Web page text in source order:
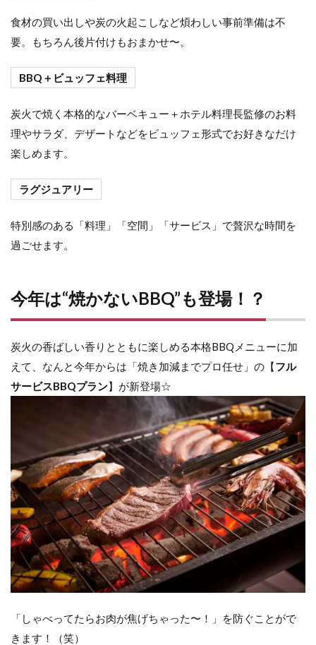
食材の買い出しや炭の火起こしなど煩わしい事前準備は不
要。もちろん後片付けもおまかせ〜。
BBQ＋ビュッフェ料理
炭火で焼く本格的なバーベキュー＋ホテル料理長監修のお料
理やサラダ、デザートなどをビュッフェ形式でお好きなだけ
楽しめます。
ラグジュアリー
特別感のある「料理」「空間」「サービス」で贅沢な時間を
過ごせます。
今年は“焼かないBBQ”も登場！？
炭火の香ばしい香りとともに楽しめる本格BBQメニューに加
えて、なんと今年からは「焼き加減までプロ任せ」の【フル
サービスBBQプラン】が新登場☆
「しゃべってたらお肉が焦げちゃった〜！」を防ぐことがで
きます！（笑）